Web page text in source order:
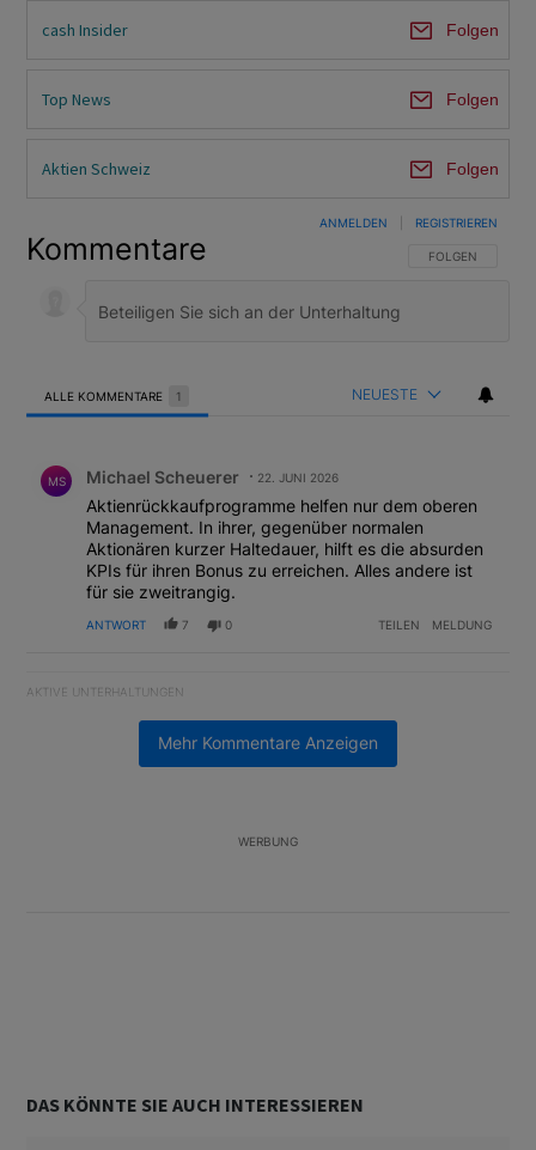
cash Insider Folgen
Top News Folgen
Aktien Schweiz Folgen
Mehr Kommentare Anzeigen
Kommentare FOLGE DIESER
FOLGEN
ANMELDEN REGISTRIEREN
ALLE KOMMENTARE 1 NEUESTE
MS Michael Scheuerer 22. JUNI 2026
Aktienrückkaufprogramme helfen nur dem oberen
Management. In ihrer, gegenüber normalen
Aktionären kurzer Haltedauer, hilft es die absurden
KPIs für ihren Bonus zu erreichen. Alles andere ist
für sie zweitrangig.
ANTWORT 7 0 TEILEN MELDUNG
AKTIVE UNTERHALTUNGEN
Ein Trendartikel mit dem Titel "China schlägt im Handelsstreit
China schlägt im Handelsstreit mit den USA zurück
AnlagestrategenWERBUNG
DAS KÖNNTE SIE AUCH INTERESSIEREN